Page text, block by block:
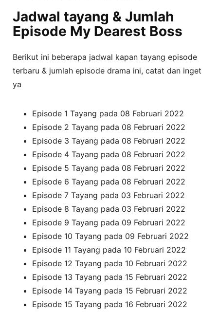
Jadwal tayang & Jumlah
Episode My Dearest Boss
Berikut ini beberapa jadwal kapan tayang episode
terbaru & jumlah episode drama ini, catat dan inget
ya
Episode 1 Tayang pada 08 Februari 2022
Episode 2 Tayang pada 08 Februari 2022
Episode 3 Tayang pada 08 Februari 2022
Episode 4 Tayang pada 08 Februari 2022
Episode 5 Tayang pada 08 Februari 2022
Episode 6 Tayang pada 08 Februari 2022
Episode 7 Tayang pada 03 Februari 2022
Episode 8 Tayang pada 03 Februari 2022
Episode 9 Tayang pada 09 Februari 2022
Episode 10 Tayang pada 09 Februari 2022
Episode 11 Tayang pada 10 Februari 2022
Episode 12 Tayang pada 10 Februari 2022
Episode 13 Tayang pada 15 Februari 2022
Episode 14 Tayang pada 15 Februari 2022
Episode 15 Tayang pada 16 Februari 2022